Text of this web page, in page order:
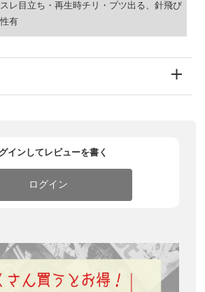
レ目立ち・再生時チリ・プツ出る、針飛び
有
インしてレビューを書く
ログイン